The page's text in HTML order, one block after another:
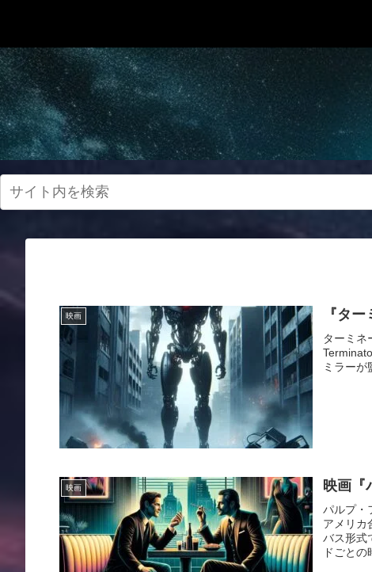
映画 『タ
ターミネ
ミラー
映画 映画『
パルプ・
アメリカ
バス形式
ドごとの